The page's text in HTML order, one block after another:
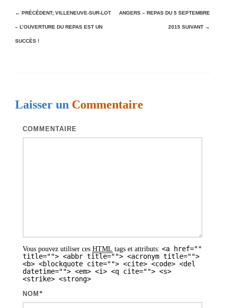
N
a
v
t
← PRÉCÉDENT; VILLENEUVE-SUR-LOT
– L’OUVERTURE DU REPAS EST UN
SUCCÈS !
ANGERS – REPAS DU 5 SEPTEMBRE
2015 SUIVANT →
Laisser un Commentaire
COMMENTAIRE
Vous pouvez utiliser ces HTML tags et attributs: <a href=""
title=""> <abbr title=""> <acronym title="">
<b> <blockquote cite=""> <cite> <code> <del
datetime=""> <em> <i> <q cite=""> <s>
<strike> <strong>
NOM *